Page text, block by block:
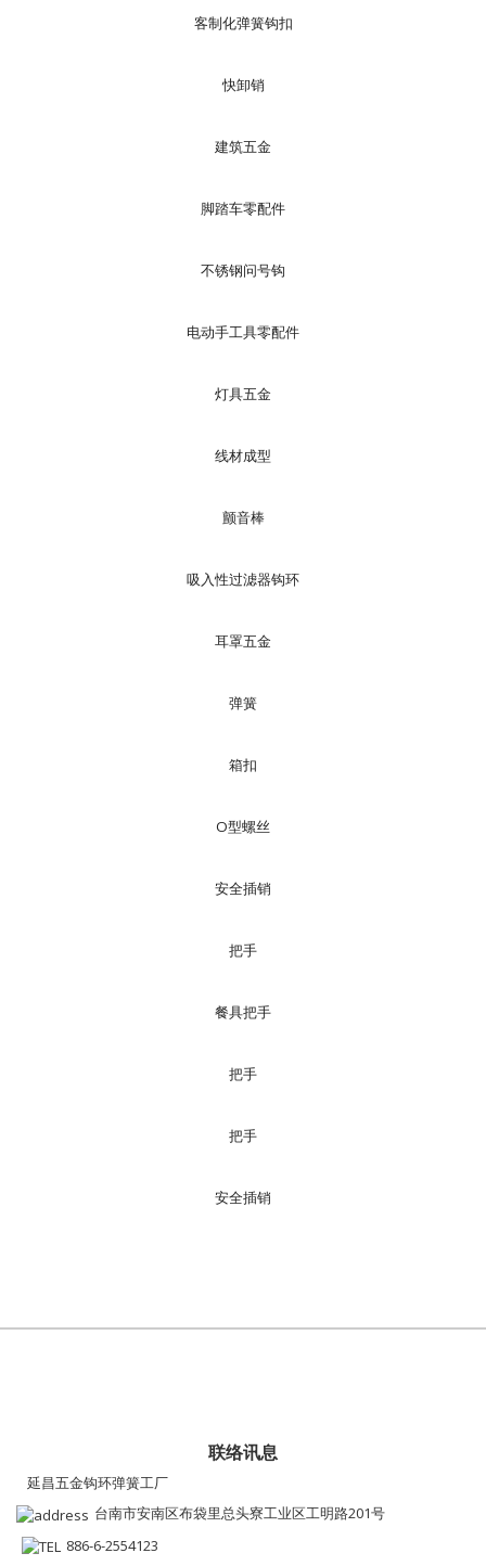
客制化弹簧钩扣
快卸销
建筑五金
脚踏车零配件
不锈钢问号钩
电动手工具零配件
灯具五金
线材成型
颤音棒
吸入性过滤器钩环
耳罩五金
弹簧
箱扣
O型螺丝
安全插销
把手
餐具把手
把手
把手
安全插销
联络讯息
延昌五金钩环弹簧工厂
台南市安南区布袋里总头寮工业区工明路201号
886-6-2554123